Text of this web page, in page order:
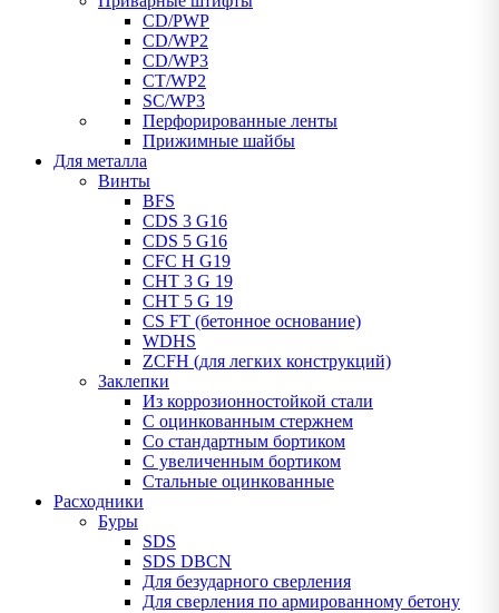
CD/PWP
CD/WP2
CD/WP3
CT/WP2
SC/WP3
Перфорированные ленты
Прижимные шайбы
Для металла
Винты
BFS
CDS 3 G16
CDS 5 G16
CFC H G19
CHT 3 G 19
CHT 5 G 19
CS FT (бетонное основание)
WDHS
ZCFH (для легких конструкций)
Заклепки
Из коррозионностойкой стали
С оцинкованным стержнем
Со стандартным бортиком
С увеличенным бортиком
Стальные оцинкованные
Расходники
Буры
SDS
SDS DBCN
Для безударного сверления
Для сверления по армированному бетону